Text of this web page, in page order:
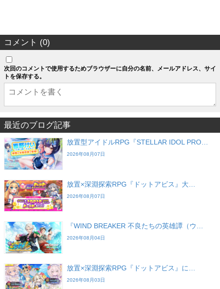
コメント (0)
次回のコメントで使用するためブラウザーに自分の名前、メールアドレス、サイ
トを保存する。
最近のブログ記事
放置型アイドルRPG『STELLAR IDOL PRO…
2026年08月07日
放置×深淵探索RPG『ドットアビス』大…
2026年08月07日
『WIND BREAKER 不良たちの英雄譚（ウ…
2026年08月04日
放置×深淵探索RPG『ドットアビス』に…
2026年08月03日